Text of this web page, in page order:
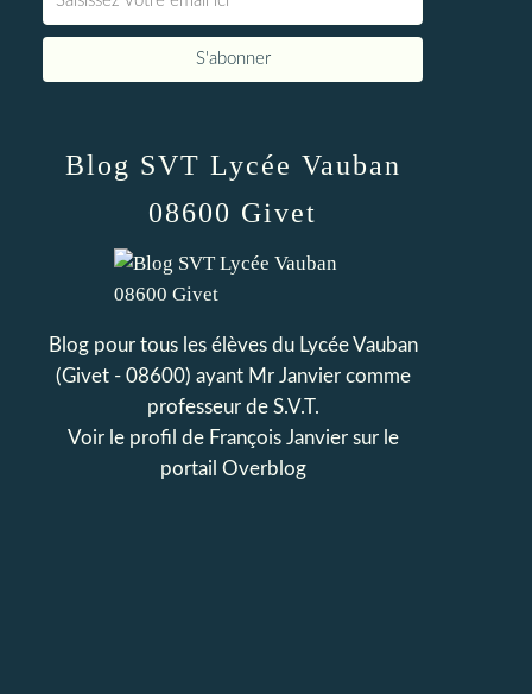
Blog SVT Lycée Vauban
08600 Givet
Blog pour tous les élèves du Lycée Vauban
(Givet - 08600) ayant Mr Janvier comme
professeur de S.V.T.
Voir le profil de François Janviersur le
portail Overblog